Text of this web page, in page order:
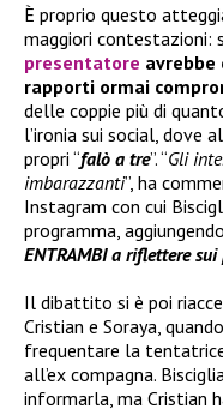
È proprio questo
maggiori contestazioni:
presentatore avrebbe
rapporti ormai
delle coppie più di
l’ironia sui social, dove
propri “falò a tre”. “Gli
imbarazzanti”, ha
Instagram con cui
programma,
ENTRAMBI a riflettere
Il dibattito si è poi
Cristian e Soraya,
frequentare la
all’ex compagna.
informarla, ma Cristian